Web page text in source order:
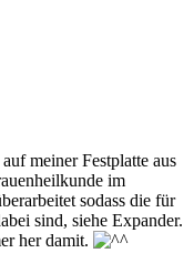
meiner Festplatte aus
im
sodass die für
sind, siehe Expander.
her damit.